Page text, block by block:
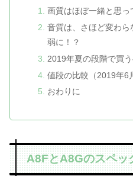
画質はほぼ一緒と思っ
音質は、さほど変わ
弱に！？
2019年夏の段階で買
値段の比較（2019年6
おわりに
A8FとA8Gのスペッ